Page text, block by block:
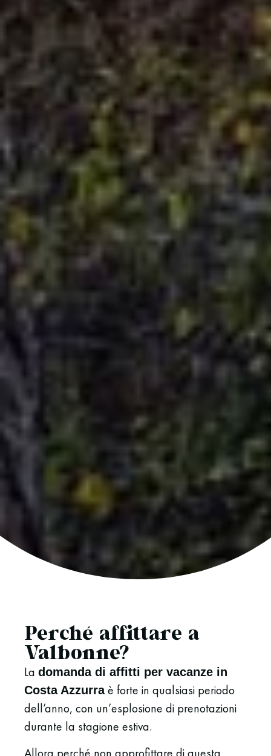
Perché affittare a
Valbonne?
La domanda di affitti per vacanze in
Costa Azzurraè forte in qualsiasi periodo
dell’anno, con un’esplosione di prenotazioni
durante la stagione estiva.